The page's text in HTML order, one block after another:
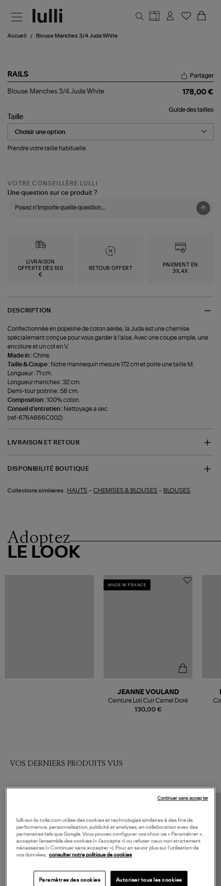
Accueil Blouse Manches 3/4 Juda White
RAILS
Blouse
Juda
White
Partager
Blouse Manches 3/4 Juda White 178,00 €
Guide des tailles
Taille
Prendre votre taille habituelle.
VOTRE CONSEILLÈRE LULLI
Une question sur ce produit ?
LIVRAISON
OFFERTE DÈS 150
€
RETOUR OFFERT
PAIEMENT EN
3X,4X
DESCRIPTION
Confectionnée en popeline de coton aérée, la Juda est une chemise
spécialement conçue pour vous garder à l'aise. Avec une coupe ample, une
encolure et un col en V.
Made in :Chine.
Taille & Coupe : Notre mannequin mesure 172 cm et porte une taille M.
Longueur : 71 cm.
Longueur manches : 32 cm.
Demi-tour poitrine : 58 cm.
Composition :100% coton.
Conseil d'entretien : Nettoyage a sec.
(ref-676A666C002)
LIVRAISON ET RETOUR
DISPONIBILITÉ BOUTIQUE
Collections similaires : HAUTS -CHEMISES & BLOUSES - BLOUSES
Adoptez
LE LOOK
MADE IN FRANCE
130,00 €
JEANNE VOULAND
Ceinture Loli Cuir Camel Doré
VOS DERNIERS PRODUITS VUS
lulli-sur-la-toile.com utilise des cookies et technologies similaires à des fins de
performance, personnalisation, publicité et analyses, en collaboration avec des
partenaires tels que Google. Vous pouvez configurer vos choix via « Paramétrer »,
accepter l’ensemble des cookies (« J’accepte ») ou refuser ceux non strictement
nécessaires (« Continuer sans accepter »). Pour en savoir plus sur l’utilisation de
vos données, consulter notre politique de cookies
Paramètres des cookies Autoriser tous les cookies
Continuer sans accepter